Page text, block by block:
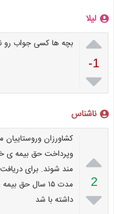
لیلا

-1

بچه ها کسی جواب رو
ناشناس

2

کشاورزان وروستاییان
وپرداخت حق بیمه ی
مند شوند. برای
داشته با شد